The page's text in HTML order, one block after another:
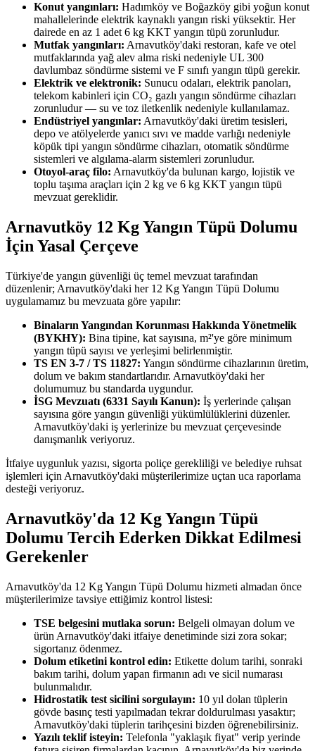
Konut yangınları: Hadımköy ve Boğazköy gibi yoğun konut
mahallelerinde elektrik kaynaklı yangın riski yüksektir. Her
dairede en az 1 adet 6 kg KKT yangın tüpü zorunludur.
Mutfak yangınları: Arnavutköy'daki restoran, kafe ve otel
mutfaklarında yağ alev alma riski nedeniyle UL 300
davlumbaz söndürme sistemi ve F sınıfı yangın tüpü gerekir.
Elektrik ve elektronik: Sunucu odaları, elektrik panoları,
telekom kabinleri için CO₂ gazlı yangın söndürme cihazları
zorunludur — su ve toz iletkenlik nedeniyle kullanılamaz.
Endüstriyel yangınlar: Arnavutköy'daki üretim tesisleri,
depo ve atölyelerde yanıcı sıvı ve madde varlığı nedeniyle
köpük tipi yangın söndürme cihazları, otomatik söndürme
sistemleri ve algılama-alarm sistemleri zorunludur.
Otoyol-araç filo: Arnavutköy'da bulunan kargo, lojistik ve
toplu taşıma araçları için 2 kg ve 6 kg KKT yangın tüpü
mevzuat gereklidir.
Arnavutköy 12 Kg Yangın Tüpü Dolumu
İçin Yasal Çerçeve
Türkiye'de yangın güvenliği üç temel mevzuat tarafından
düzenlenir; Arnavutköy'daki her 12 Kg Yangın Tüpü Dolumu
uygulamamız bu mevzuata göre yapılır:
Binaların Yangından Korunması Hakkında Yönetmelik
(BYKHY): Bina tipine, kat sayısına, m²'ye göre minimum
yangın tüpü sayısı ve yerleşimi belirlenmiştir.
TS EN 3-7 / TS 11827: Yangın söndürme cihazlarının üretim,
dolum ve bakım standartlarıdır. Arnavutköy'daki her
dolumumuz bu standarda uygundur.
İSG Mevzuatı (6331 Sayılı Kanun): İş yerlerinde çalışan
sayısına göre yangın güvenliği yükümlülüklerini düzenler.
Arnavutköy'daki iş yerlerinize bu mevzuat çerçevesinde
danışmanlık veriyoruz.
İtfaiye uygunluk yazısı, sigorta poliçe gerekliliği ve belediye ruhsat
işlemleri için Arnavutköy'daki müşterilerimize uçtan uca raporlama
desteği veriyoruz.
Arnavutköy'da 12 Kg Yangın Tüpü
Dolumu Tercih Ederken Dikkat Edilmesi
Gerekenler
Arnavutköy'da 12 Kg Yangın Tüpü Dolumu hizmeti almadan önce
müşterilerimize tavsiye ettiğimiz kontrol listesi:
TSE belgesini mutlaka sorun: Belgeli olmayan dolum ve
ürün Arnavutköy'daki itfaiye denetiminde sizi zora sokar;
sigortanız ödenmez.
Dolum etiketini kontrol edin: Etikette dolum tarihi, sonraki
bakım tarihi, dolum yapan firmanın adı ve sicil numarası
bulunmalıdır.
Hidrostatik test sicilini sorgulayın: 10 yıl dolan tüplerin
gövde basınç testi yapılmadan tekrar doldurulması yasaktır;
Arnavutköy'daki tüplerin tarihçesini bizden öğrenebilirsiniz.
Yazılı teklif isteyin: Telefonla "yaklaşık fiyat" verip yerinde